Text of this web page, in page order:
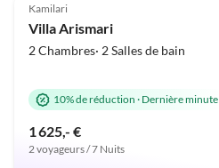
Kamilari
Villa Arismari
2 Chambres· 2 Salles de bain
10% de réduction · Dernière minute
1 625,- €
2 voyageurs / 7 Nuits